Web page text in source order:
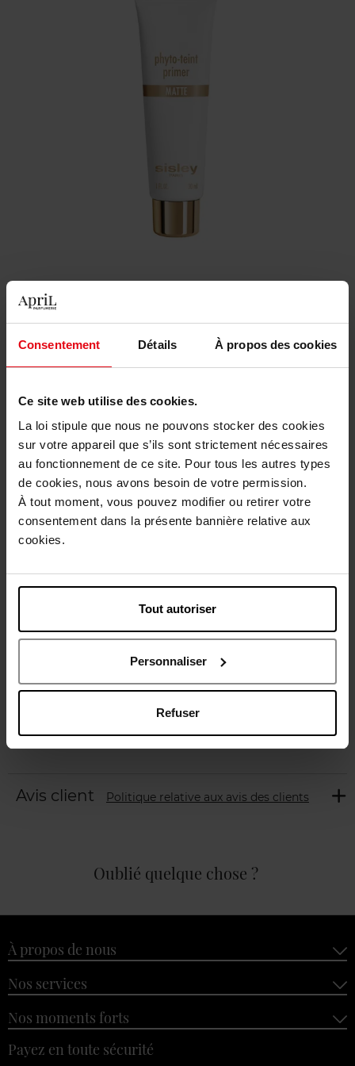
Consentement Détails À propos des cookies
Ce site web utilise des cookies.
La loi stipule que nous ne pouvons stocker des cookies
sur votre appareil que s’ils sont strictement nécessaires
au fonctionnement de ce site. Pour tous les autres types
de cookies, nous avons besoin de votre permission.
À tout moment, vous pouvez modifier ou retirer votre
consentement dans la présente bannière relative aux
cookies.
Tout autoriser
Personnaliser
Refuser
90,90 €
Quantité
Livraison
Cet article n'est plus disponible pour le moment
Etre prévenu de la disponibilité
Livraison gratuite à partir de 50€
Retour gratuit dans votre magasin
Description
Caractéristiques
Avis client Politique relative aux avis des clients
Oublié quelque chose ?
À propos de nous
Nos services
Nos moments forts
Payez en toute sécurité